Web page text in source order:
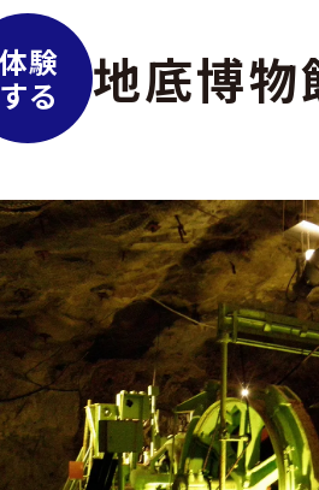
体験
する
地底博物